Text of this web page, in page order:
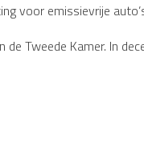
voor emissievrije
Tweede Kamer. In